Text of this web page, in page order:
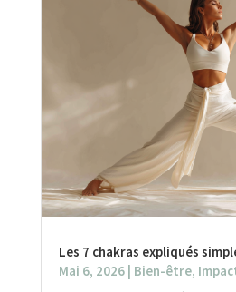
Les 7 chakras expliqués
Mai 6, 2026| Bien-être,